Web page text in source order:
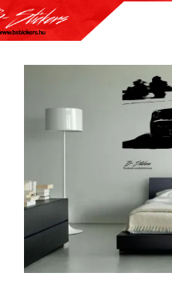
Kihagyás